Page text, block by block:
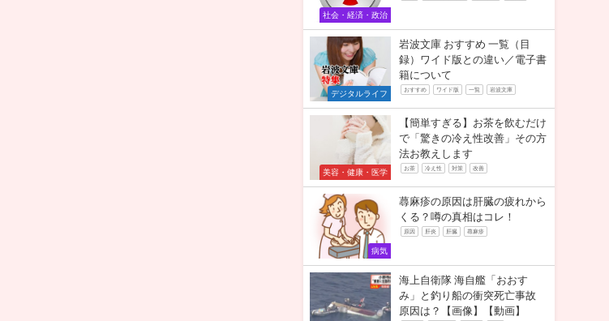
社会・経済・政治
デジタルライフ
岩波文庫 おすすめ 一覧（目
録）ワイド版との違い／電子書
籍について
おすすめ ワイド版 一覧 岩波文庫
美容・健康・医学
【簡単すぎる】お茶を飲むだけ
で「驚きの冷え性改善」その方
法お教えします
お茶 冷え性 対策 改善
病気
蕁麻疹の原因は肝臓の疲れから
くる？噂の真相はコレ！
原因 肝炎 肝臓 蕁麻疹
海上自衛隊 海自艦「おおす
み」と釣り船の衝突死亡事故
原因は？【画像】【動画】